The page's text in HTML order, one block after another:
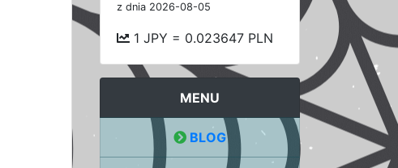
z dnia 2026-08-05
1 JPY = 0.023647 PLN
MENU
BLOG